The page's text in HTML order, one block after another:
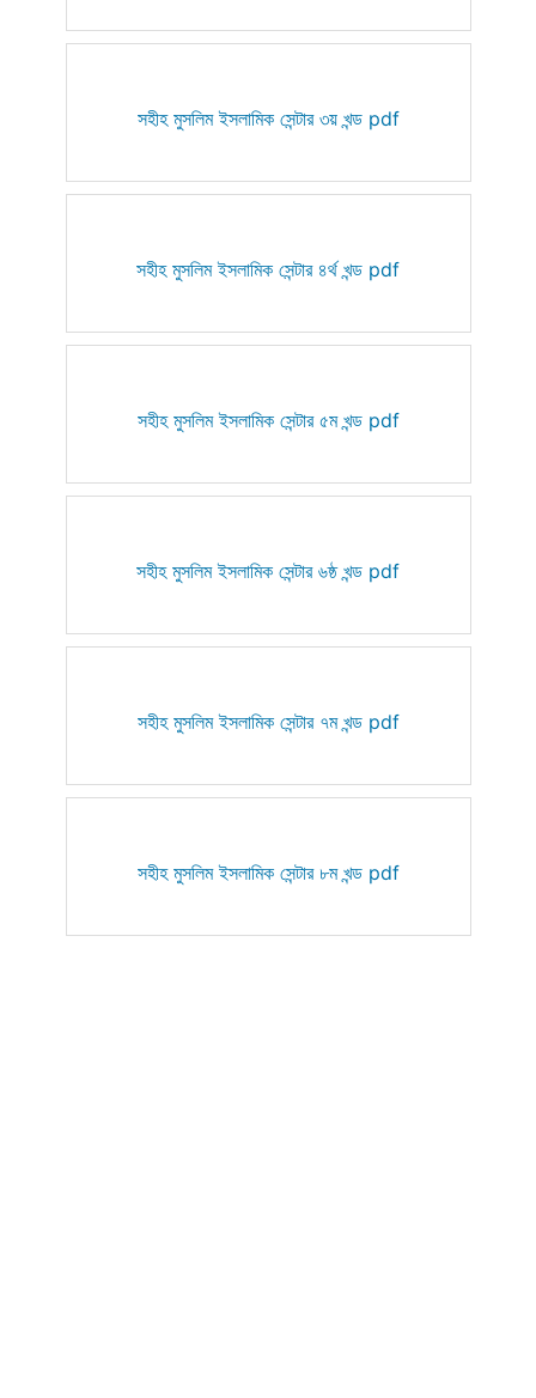
সহীহ মুসলিম ইসলামিক সেন্টার ৩য় খন্ড pdf
সহীহ মুসলিম ইসলামিক সেন্টার ৪র্থ খন্ড pdf
সহীহ মুসলিম ইসলামিক সেন্টার ৫ম খন্ড pdf
সহীহ মুসলিম ইসলামিক সেন্টার ৬ষ্ঠ খন্ড pdf
সহীহ মুসলিম ইসলামিক সেন্টার ৭ম খন্ড pdf
সহীহ মুসলিম ইসলামিক সেন্টার ৮ম খন্ড pdf